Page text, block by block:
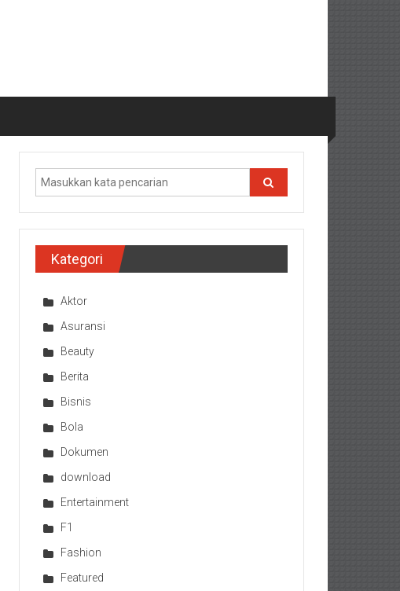
Kategori
Aktor
Asuransi
Beauty
Berita
Bisnis
Bola
Dokumen
download
Entertainment
F1
Fashion
Featured